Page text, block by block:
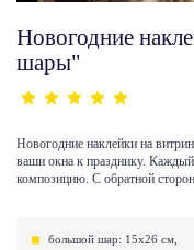
Новогодние
шары"
Новогодние наклейки на
ваши окна к празднику.
композицию. С обратной
большой шар: 15х26 см,